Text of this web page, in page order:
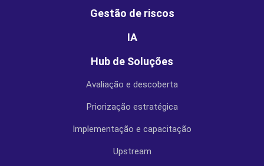
Gestão de riscos
IA
Hub de Soluções
Avaliação e descoberta
Priorização estratégica
Implementação e capacitação
Upstream